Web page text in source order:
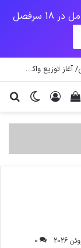
سرفصل
جهش آمریکایی کرونا و چالشی جدید برای واکسن/ آغاز توزیع واکسن از سوی اتحادیه کوواکس
تغییر ورود
دیدن سبد خرید
0